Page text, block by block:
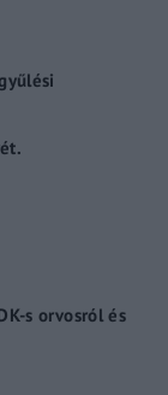
s orvosról és